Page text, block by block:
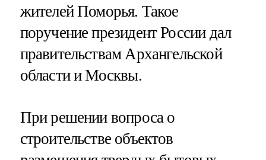
жителей Поморья. Такое
поручение президент России дал
правительствам Архангельской
области и Москвы.
При решении вопроса о
строительстве объектов